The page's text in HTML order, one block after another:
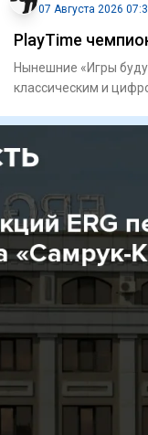
07 Августа 2026
PlayTime
Нынешние «Игры
классическим и